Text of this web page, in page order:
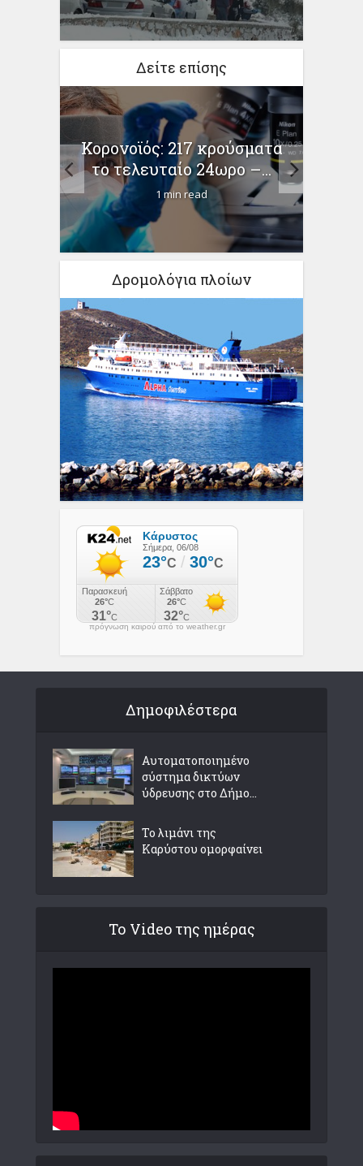
Δείτε επίσης
Κορονοϊός: 217 κρούσματα
το τελευταίο 24ωρο –...
1 min read
Δρομολόγια πλοίων
πρόγνωση καιρού από το weather.gr
Δημοφιλέστερα
Αυτοματοποιημένο
σύστημα δικτύων
ύδρευσης στο Δήμο...
Το λιμάνι της
Καρύστου ομορφαίνει
Το Video της ημέρας